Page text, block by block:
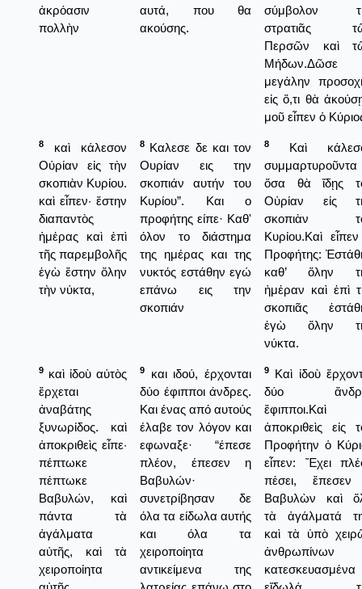
ἀκρόασιν
πολλὴν
αυτά, που θα
ακούσης.
σύμβολον
στρατιᾶς
Περσῶν καὶ
Μήδων.Δῶσε
μεγάλην
εἰς ὅ,τι θὰ
μοῦ εἶπεν ὁ
8
καὶ κάλεσον
Οὐρίαν εἰς τὴν
σκοπιὰν Κυρίου.
καὶ εἶπεν· ἔστην
διαπαντὸς
ἡμέρας καὶ ἐπὶ
τῆς παρεμβολῆς
ἐγὼ ἔστην ὅλην
τὴν νύκτα,
8 Καλεσε δε και τον
Ουρίαν εις την
σκοπιάν αυτήν του
Κυρίου”. Και ο
προφήτης είπε· Καθ'
όλον το διάστημα
της ημέρας και της
νυκτός εστάθην εγώ
επάνω εις την
σκοπιάν
8
Καὶ
συμμαρτυροῦντα
ὅσα θὰ ἴδῃς
Οὐρίαν εἰς
σκοπιὰν
Κυρίου.Καὶ
Προφήτης:
καθ’ ὅλην
ἡμέραν καὶ ἐπὶ
σκοπιᾶς
ἑγὼ ὅλην
νύκτα.
9 καὶ ἰδοὺ αὐτὸς
ἔρχεται
ἀναβάτης
ξυνωρίδος. καὶ
ἀποκριθεὶς εἶπε·
πέπτωκε
πέπτωκε
Βαβυλών, καὶ
πάντα τὰ
ἀγάλματα
αὐτῆς, καὶ τὰ
χειροποίητα
9
και ιδού, έρχονται
δύο έφιπποι άνδρες.
Και ένας από αυτούς
έλαβε τον λόγον και
εφωναξε· “έπεσε
πλέον, έπεσεν η
Βαβυλών·
συνετρίβησαν δε
όλα τα είδωλα αυτής
και όλα τα
χειροποίητα
αντικείμενα της
9
Καὶ ἰδοὺ
δύο
ἔφιπποι.Καὶ
ἀποκριθεὶς εἰς
Προφήτην ὁ
εἶπεν: Ἔχει
πέσει,
Βαβυλὼν καὶ
τὰ ἀγάλματά
καὶ τὰ ὑπὸ
ἀνθρωπίνων
κατεσκευασμένα